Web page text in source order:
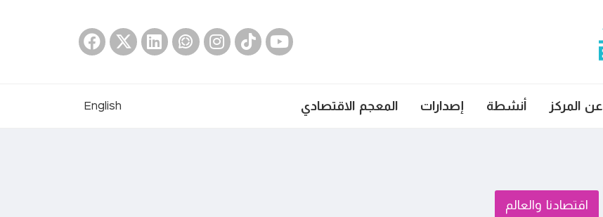
عن المركز أنشطة إصدارات المعجم الاقتصادي English
اقتصادنا والعالم